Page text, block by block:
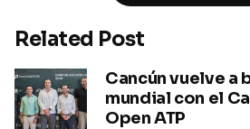
Related Post
Cancún vuelve a
mundial con el
Open ATP